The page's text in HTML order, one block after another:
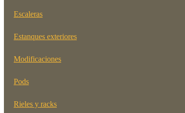
Escaleras
Estanques exteriores
Modificaciones
Pods
Rieles y racks